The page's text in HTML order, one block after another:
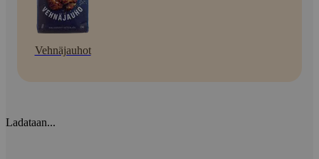
Vehnäjauhot
Ladataan...